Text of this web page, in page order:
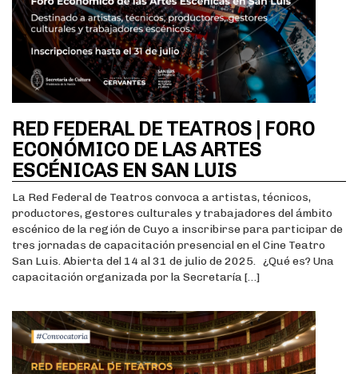
RED FEDERAL DE TEATROS | FORO
ECONÓMICO DE LAS ARTES
ESCÉNICAS EN SAN LUIS
La Red Federal de Teatros convoca a artistas, técnicos,
productores, gestores culturales y trabajadores del ámbito
escénico de la región de Cuyo a inscribirse para participar de
tres jornadas de capacitación presencial en el Cine Teatro
San Luis. Abierta del 14 al 31 de julio de 2025. ¿Qué es? Una
capacitación organizada por la Secretaría […]